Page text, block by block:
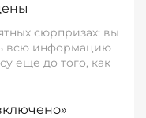
сюрпризах: вы
всю информацию
еще до того, как